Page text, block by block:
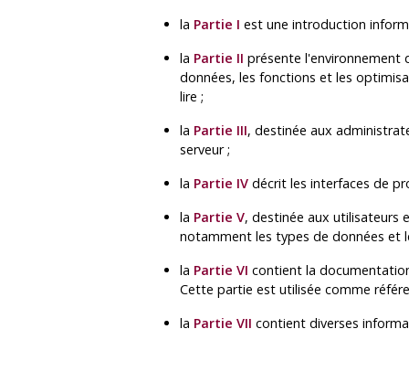
la Partie I est une introduction
la Partie II présente l'environnement
données, les fonctions et les
lire ;
la Partie III, destinée aux
serveur ;
la Partie IVdécrit les interfaces de
la Partie V, destinée aux utilisateurs
notamment les types de données et
la Partie VI contient la
Cette partie est utilisée comme
la Partie VII contient diverses